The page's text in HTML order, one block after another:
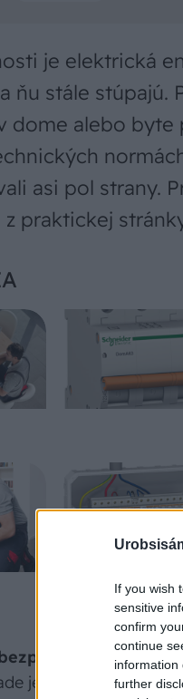
If you wish
sensitive
confirm
continue
information
further
je elektrická
ňu stále stúpajú.
dome alebo
asi pol strany.
praktickej
je potrebné